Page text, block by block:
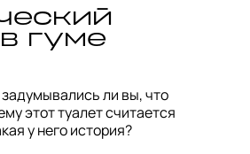
гуме
ли вы, что
этот туалет считается
у него история?